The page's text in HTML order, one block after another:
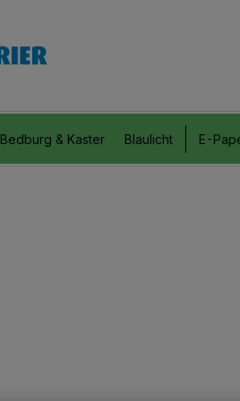
Bedburg & Kaster Blaulicht E-